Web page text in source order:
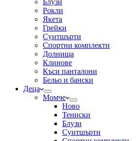
Блузи
Рокли
Якета
Грейки
Суитшърти
Спортни комплекти
Долнища
Клинове
Къси панталони
Бельо и бански
Деца
Момче
Ново
Тениски
Блузи
Суитшърти